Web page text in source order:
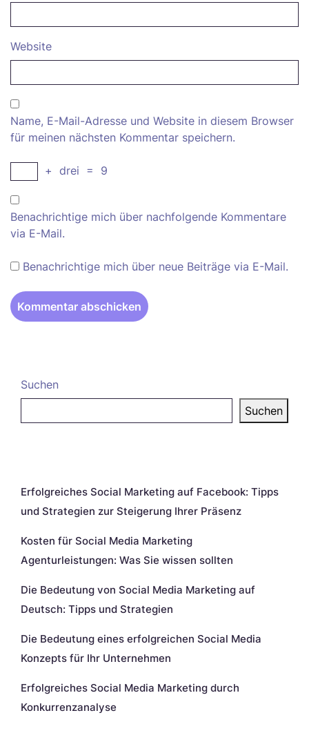
Website
Name, E-Mail-Adresse und Website in diesem Browser
für meinen nächsten Kommentar speichern.
+ drei = 9
Benachrichtige mich über nachfolgende Kommentare
via E-Mail.
Benachrichtige mich über neue Beiträge via E-Mail.
Suchen
Suchen
Erfolgreiches Social Marketing auf Facebook: Tipps
und Strategien zur Steigerung Ihrer Präsenz
Kosten für Social Media Marketing
Agenturleistungen: Was Sie wissen sollten
Die Bedeutung von Social Media Marketing auf
Deutsch: Tipps und Strategien
Die Bedeutung eines erfolgreichen Social Media
Konzepts für Ihr Unternehmen
Erfolgreiches Social Media Marketing durch
Konkurrenzanalyse